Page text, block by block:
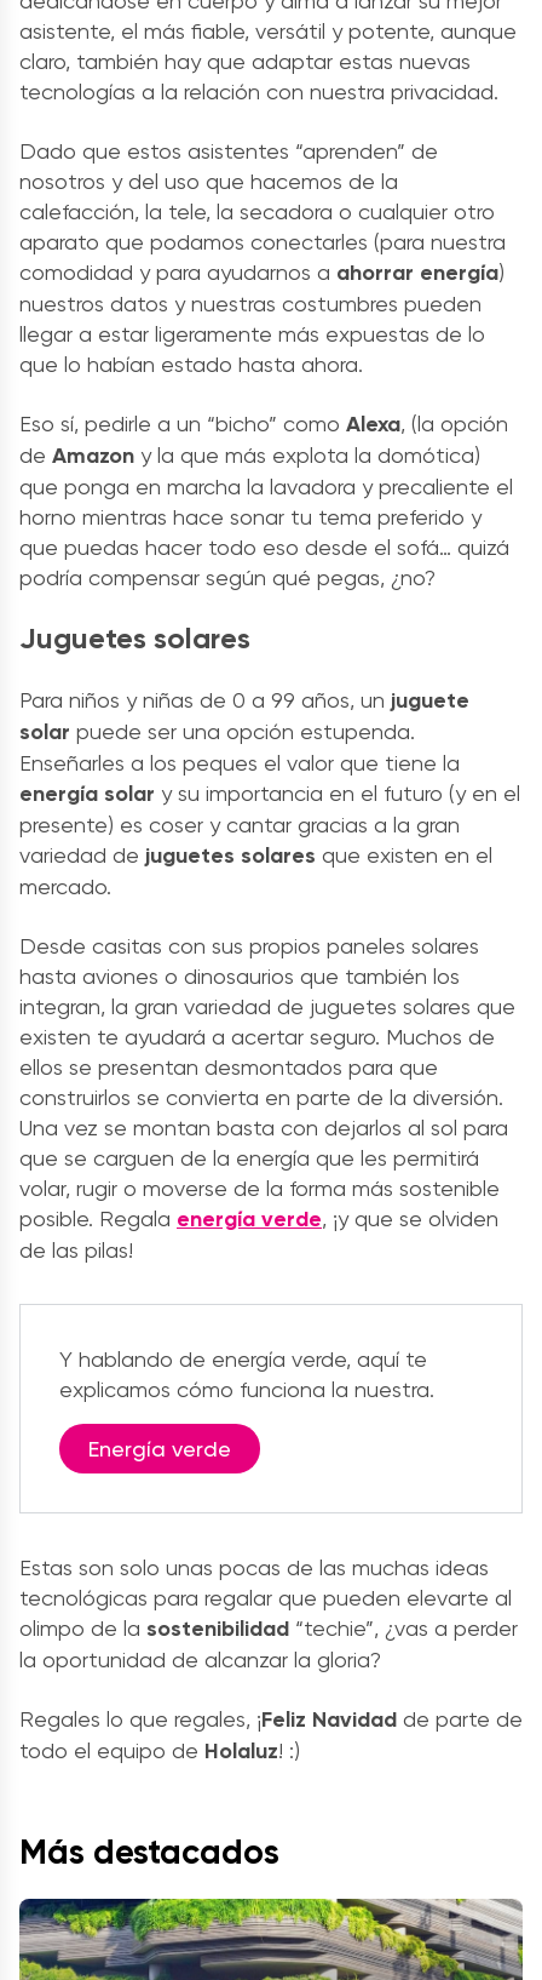
asistente, el más fiable, versátil y potente, aunque
claro, también hay que adaptar estas nuevas
tecnologías a la relación con nuestra privacidad.
Dado que estos asistentes “aprenden” de
nosotros y del uso que hacemos de la
calefacción, la tele, la secadora o cualquier otro
aparato que podamos conectarles (para nuestra
comodidad y para ayudarnos a ahorrar energía)
nuestros datos y nuestras costumbres pueden
llegar a estar ligeramente más expuestas de lo
que lo habían estado hasta ahora.
Eso sí, pedirle a un “bicho” como Alexa, (la opción
de Amazon y la que más explota la domótica)
que ponga en marcha la lavadora y precaliente el
horno mientras hace sonar tu tema preferido y
que puedas hacer todo eso desde el sofá… quizá
podría compensar según qué pegas, ¿no?
Juguetes solares
Para niños y niñas de 0 a 99 años, un juguete
solar puede ser una opción estupenda.
Enseñarles a los peques el valor que tiene la
energía solar y su importancia en el futuro (y en el
presente) es coser y cantar gracias a la gran
variedad de juguetes solares que existen en el
mercado.
Desde casitas con sus propios paneles solares
hasta aviones o dinosaurios que también los
integran, la gran variedad de juguetes solares que
existen te ayudará a acertar seguro. Muchos de
ellos se presentan desmontados para que
construirlos se convierta en parte de la diversión.
Una vez se montan basta con dejarlos al sol para
que se carguen de la energía que les permitirá
volar, rugir o moverse de la forma más sostenible
posible. Regala energía verde, ¡y que se olviden
de las pilas!
Y hablando de energía verde, aquí te
explicamos cómo funciona la nuestra.
Energía verde
Estas son solo unas pocas de las muchas ideas
tecnológicas para regalar que pueden elevarte al
olimpo de la sostenibilidad “techie”, ¿vas a perder
la oportunidad de alcanzar la gloria?
Regales lo que regales, ¡Feliz Navidad de parte de
todo el equipo de Holaluz! :)
Más destacados